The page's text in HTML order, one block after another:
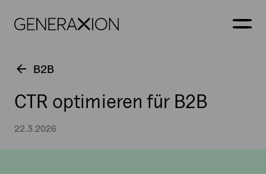
Generaxion
B2B
CTR optimieren für B2B
22.3.2026